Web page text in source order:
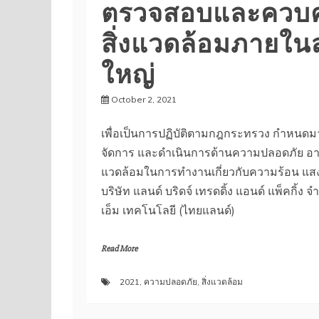
ตรวจสอบและคว
สิ่งแวดล้อมภายใ
ใหญ่
October 2, 2021
HQ
เพื่อเป็นการปฏิบัติตามกฎกระทรวง กําหนด
จัดการ และดําเนินการด้านความปลอดภัย
แวดล้อมในการทํางานเกี่ยวกับความร้อน แ
บริษัท แลนด์ บริดจ์ เทรดดิ้ง แอนด์ แพ็คกิ้ง จ
เอ็ม เทคโนโลยี (ไทยแลนด์)
Read More
2021, ความปลอดภัย, สิ่งแวดล้อม